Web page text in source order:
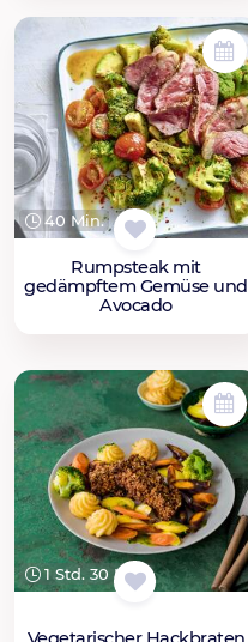
40 Min.
Rumpsteak mit
gedämpftem Gemüse und
Avocado
1 Std. 30 Min.